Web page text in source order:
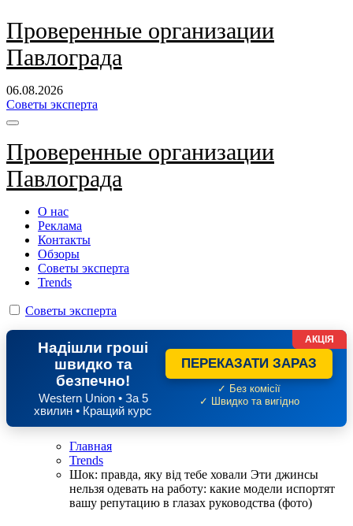
Перейти
к
содержанию
Проверенные организации
Павлограда
06.08.2026
Советы эксперта
Проверенные организации
Павлограда
О нас
Реклама
Контакты
Обзоры
Советы эксперта
Trends
Советы эксперта
Надішли гроші
швидко та
безпечно!
Western Union • За 5
хвилин • Кращий курс
ПЕРЕКАЗАТИ ЗАРАЗ
✓ Без комісії
✓ Швидко та вигідно
АКЦІЯ
Главная
Trends
Шок: правда, яку від тебе ховали Эти джинсы
нельзя одевать на работу: какие модели испортят
вашу репутацию в глазах руководства (фото)